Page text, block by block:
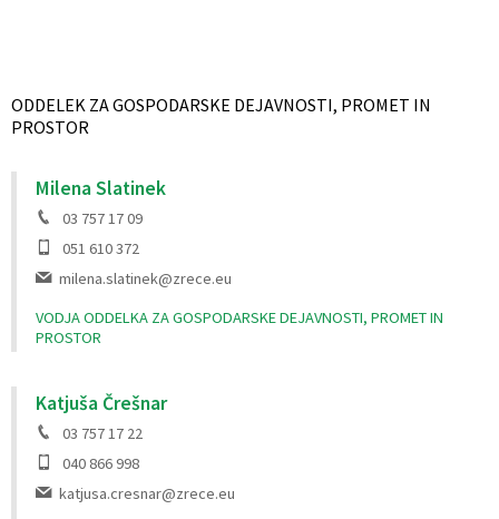
ODDELEK ZA GOSPODARSKE DEJAVNOSTI, PROMET IN
PROSTOR
Milena Slatinek
03 757 17 09
051 610 372
milena.slatinek@zrece.eu
VODJA ODDELKA ZA GOSPODARSKE DEJAVNOSTI, PROMET IN
PROSTOR
Katjuša Črešnar
03 757 17 22
040 866 998
katjusa.cresnar@zrece.eu